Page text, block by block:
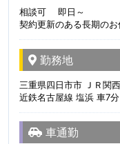
相談可 即日～
契約更新のある長期のお
勤務地
三重県四日市市 ＪＲ関
近鉄名古屋線 塩浜 車7分
車通勤